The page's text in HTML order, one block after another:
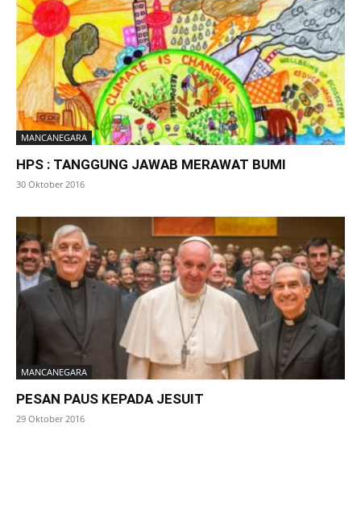
MANCANEGARA
HPS : TANGGUNG JAWAB MERAWAT BUMI
30 Oktober 2016
MANCANEGARA
PESAN PAUS KEPADA JESUIT
29 Oktober 2016